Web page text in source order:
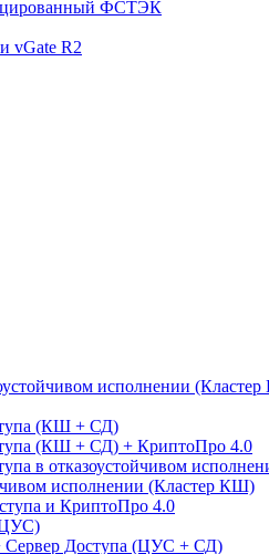
ФСТЭК
vGate R2
исполнении
(КШ + СД)
(КШ + СД) + КриптоПро 4.0
в отказоустойчивом
исполнении (Кластер КШ)
и КриптоПро 4.0
Сервер Доступа (ЦУС + СД)